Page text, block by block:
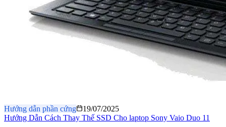
Hướng dẫn phần cứng
19/07/2025
Hướng Dẫn Cách Thay Thế SSD Cho laptop Sony Vaio Duo 11